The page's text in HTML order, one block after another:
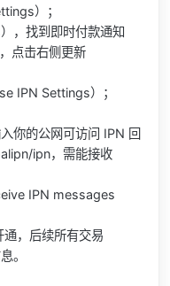
）；
，找到即时付款通知
点击右侧更新
IPN Settings）；
你的公网可访问 IPN 回
ipn，需能接收
IPN messages
，后续所有交易
。